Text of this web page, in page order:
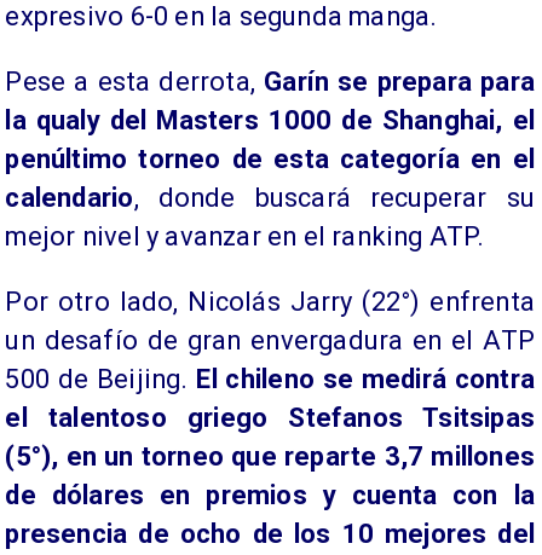
expresivo 6-0 en la segunda manga.
Pese a esta derrota, Garín se prepara para
la qualy del Masters 1000 de Shanghai, el
penúltimo torneo de esta categoría en el
calendario, donde buscará recuperar su
mejor nivel y avanzar en el ranking ATP.
Por otro lado, Nicolás Jarry (22°) enfrenta
un desafío de gran envergadura en el ATP
500 de Beijing. El chileno se medirá contra
el talentoso griego Stefanos Tsitsipas
(5°), en un torneo que reparte 3,7 millones
de dólares en premios y cuenta con la
presencia de ocho de los 10 mejores del